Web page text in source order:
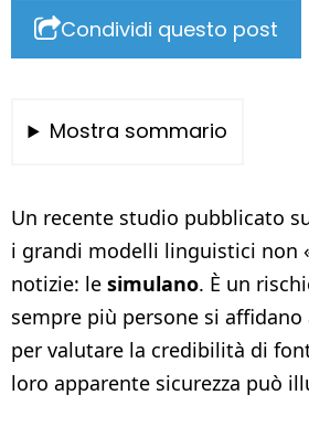
Condividi questo post
Mostra sommario
Un recente studio pubblicato
i grandi modelli linguistici non
notizie: le simulano. È un
sempre più persone si
per valutare la credibilità di
loro apparente sicurezza può